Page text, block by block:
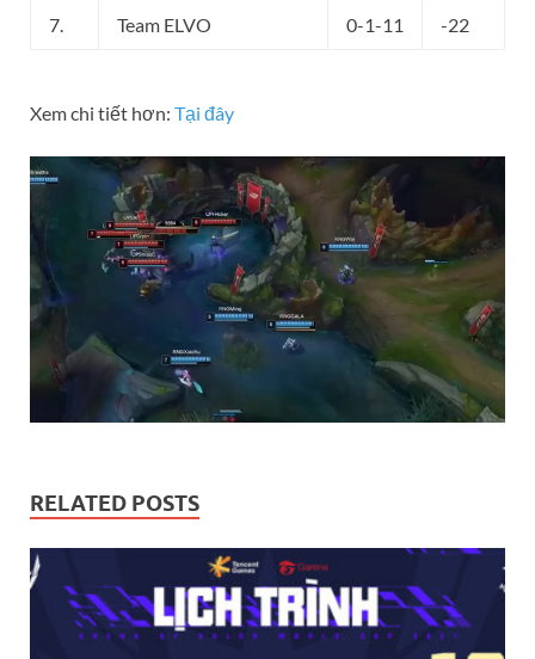
7. Team ELVO 0-1-11 -22
Xem chi tiết hơn: Tại đây
RELATED POSTS